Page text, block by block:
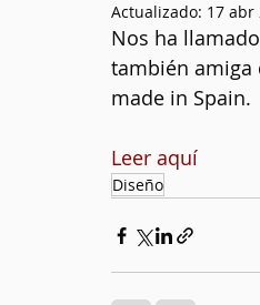
Actualizado: 17 abr
Nos ha
también amiga
made in Spain.
Leer aquí
Diseño